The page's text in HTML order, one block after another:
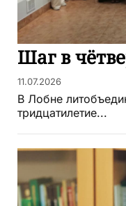
Шаг в
11.07.2026
В Лобне
тридцатилетие...